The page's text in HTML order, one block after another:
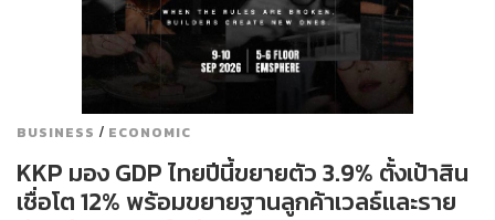
BUSINESS / ECONOMIC
KKP มอง GDP ไทยปีนี้ขยายตัว 3.9% ตั้งเป้าสิน
เชื่อโต 12% พร้อมขยายฐานลูกค้าเวลธ์และราย